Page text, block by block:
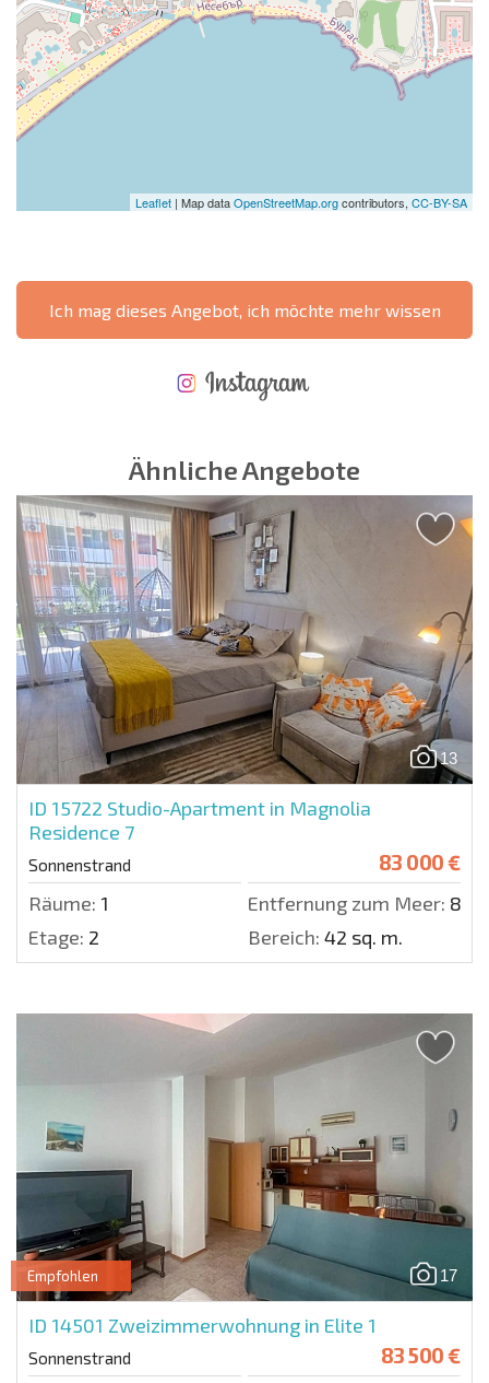
Leaflet | Map dataOpenStreetMap.orgcontributors, CC-BY-SA
Ich mag dieses Angebot, ich möchte mehr wissen
Ähnliche Angebote
13
ID 15722 Studio-Apartment in Magnolia
Residence 7
Sonnenstrand 83 000 €
Räume: 1 Entfernung zum Meer: 800
Etage: 2 Bereich: 42 sq. m.
17
Empfohlen
ID 14501 Zweizimmerwohnung in Elite 1
Sonnenstrand 83 500 €